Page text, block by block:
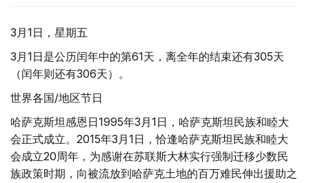
3月1日，星期五
3月1日是公历闰年中的第61天，离全年的结束还有305天
（闰年则还有306天）。
世界各国/地区节日
哈萨克斯坦感恩日1995年3月1日，哈萨克斯坦民族和睦大
会正式成立。2015年3月1日，恰逢哈萨克斯坦民族和睦大
会成立20周年，为感谢在苏联斯大林实行强制迁移少数民
族政策时期，向被流放到哈萨克土地的百万难民伸出援助之